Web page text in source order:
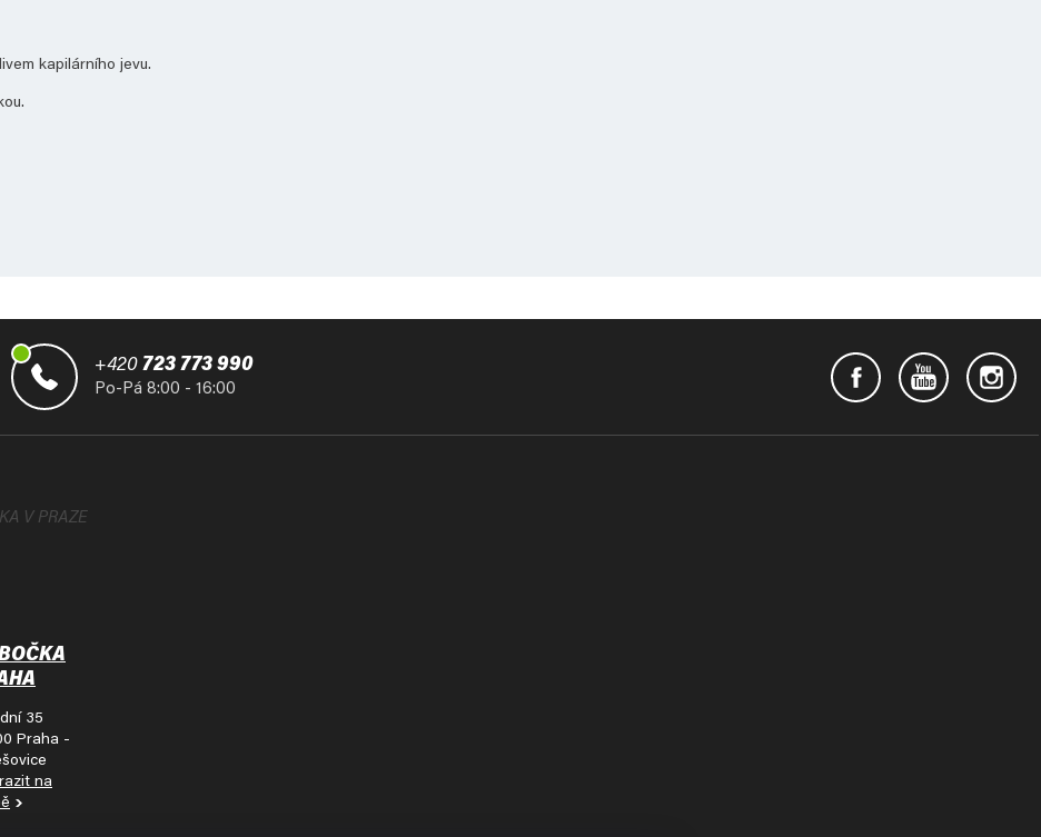
kapilárního jevu.
+420 723 773 990
Po-Pá 8:00 - 16:00
V PRAZE
35
Praha -
na